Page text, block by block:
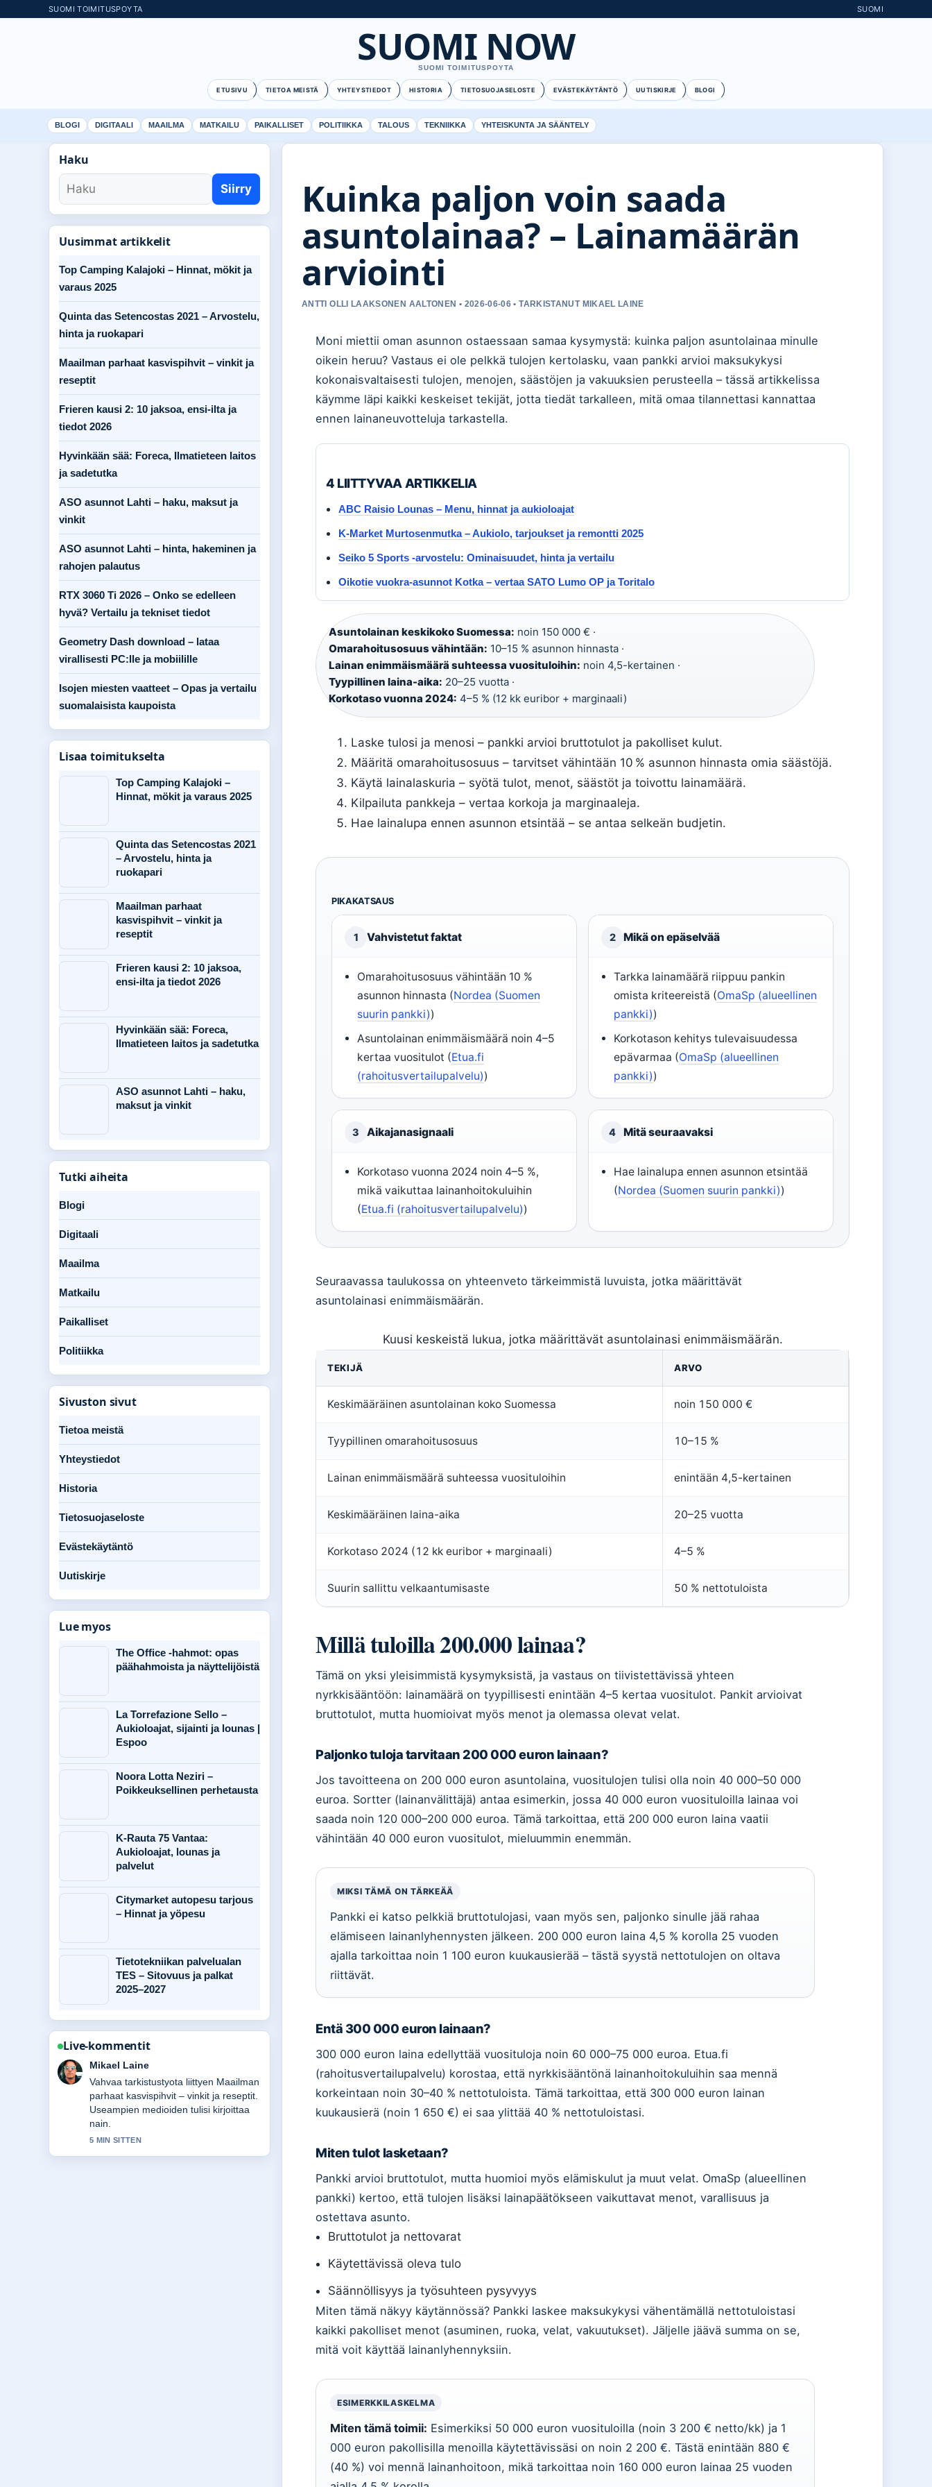
SUOMI TOIMITUSPOYTA SUOMI
SUOMI NOW
SUOMI TOIMITUSPOYTA
ETUSIVU TIETOA MEISTÄ YHTEYSTIEDOT HISTORIA TIETOSUOJASELOSTE EVÄSTEKÄYTÄNTÖ UUTISKIRJE BLOGI
BLOGI DIGITAALI MAAILMA MATKAILU PAIKALLISET POLITIIKKA TALOUS TEKNIIKKA YHTEISKUNTA JA SÄÄNTELY
Kuinka paljon voin saada
asuntolainaa? – Lainamäärän
arviointi
ANTTI OLLI LAAKSONEN AALTONEN • 2026-06-06 • TARKISTANUT MIKAEL LAINE
Moni miettii oman asunnon ostaessaan samaa kysymystä: kuinka paljon asuntolainaa minulle
oikein heruu? Vastaus ei ole pelkkä tulojen kertolasku, vaan pankki arvioi maksukykysi
kokonaisvaltaisesti tulojen, menojen, säästöjen ja vakuuksien perusteella – tässä artikkelissa
käymme läpi kaikki keskeiset tekijät, jotta tiedät tarkalleen, mitä omaa tilannettasi kannattaa
ennen lainaneuvotteluja tarkastella.
4 LIITTYVAA ARTIKKELIA
ABC Raisio Lounas – Menu, hinnat ja aukioloajat
K-Market Murtosenmutka – Aukiolo, tarjoukset ja remontti 2025
Seiko 5 Sports -arvostelu: Ominaisuudet, hinta ja vertailu
Oikotie vuokra-asunnot Kotka – vertaa SATO Lumo OP ja Toritalo
Asuntolainan keskikoko Suomessa: noin 150 000 € ·
Omarahoitusosuus vähintään: 10–15 % asunnon hinnasta ·
Lainan enimmäismäärä suhteessa vuosituloihin: noin 4,5-kertainen ·
Tyypillinen laina-aika: 20–25 vuotta ·
Korkotaso vuonna 2024: 4–5 % (12 kk euribor + marginaali)
Laske tulosi ja menosi – pankki arvioi bruttotulot ja pakolliset kulut.
Määritä omarahoitusosuus – tarvitset vähintään 10 % asunnon hinnasta omia säästöjä.
Käytä lainalaskuria – syötä tulot, menot, säästöt ja toivottu lainamäärä.
Kilpailuta pankkeja – vertaa korkoja ja marginaaleja.
Hae lainalupa ennen asunnon etsintää – se antaa selkeän budjetin.
PIKAKATSAUS
1 Vahvistetut faktat
Omarahoitusosuus vähintään 10 %
asunnon hinnasta (Nordea (Suomen
suurin pankki))
Asuntolainan enimmäismäärä noin 4–5
kertaa vuositulot (Etua.fi
(rahoitusvertailupalvelu))
2 Mikä on epäselvää
Tarkka lainamäärä riippuu pankin
omista kriteereistä (OmaSp (alueellinen
pankki))
Korkotason kehitys tulevaisuudessa
epävarmaa (OmaSp (alueellinen
pankki))
3 Aikajanasignaali
Korkotaso vuonna 2024 noin 4–5 %,
mikä vaikuttaa lainanhoitokuluihin
(Etua.fi (rahoitusvertailupalvelu))
4 Mitä seuraavaksi
Hae lainalupa ennen asunnon etsintää
(Nordea (Suomen suurin pankki))
Seuraavassa taulukossa on yhteenveto tärkeimmistä luvuista, jotka määrittävät
asuntolainasi enimmäismäärän.
Kuusi keskeistä lukua, jotka määrittävät asuntolainasi enimmäismäärän.
TEKIJÄ ARVO
Keskimääräinen asuntolainan koko Suomessa noin 150 000 €
Tyypillinen omarahoitusosuus 10–15 %
Lainan enimmäismäärä suhteessa vuosituloihin enintään 4,5-kertainen
Keskimääräinen laina-aika 20–25 vuotta
Korkotaso 2024 (12 kk euribor + marginaali) 4–5 %
Suurin sallittu velkaantumisaste 50 % nettotuloista
Millä tuloilla 200.000 lainaa?
Tämä on yksi yleisimmistä kysymyksistä, ja vastaus on tiivistettävissä yhteen
nyrkkisääntöön: lainamäärä on tyypillisesti enintään 4–5 kertaa vuositulot. Pankit arvioivat
bruttotulot, mutta huomioivat myös menot ja olemassa olevat velat.
Paljonko tuloja tarvitaan 200 000 euron lainaan?
Jos tavoitteena on 200 000 euron asuntolaina, vuositulojen tulisi olla noin 40 000–50 000
euroa. Sortter (lainanvälittäjä) antaa esimerkin, jossa 40 000 euron vuosituloilla lainaa voi
saada noin 120 000–200 000 euroa. Tämä tarkoittaa, että 200 000 euron laina vaatii
vähintään 40 000 euron vuositulot, mieluummin enemmän.
MIKSI TÄMÄ ON TÄRKEÄÄ
Pankki ei katso pelkkiä bruttotulojasi, vaan myös sen, paljonko sinulle jää rahaa
elämiseen lainanlyhennysten jälkeen. 200 000 euron laina 4,5 % korolla 25 vuoden
ajalla tarkoittaa noin 1 100 euron kuukausierää – tästä syystä nettotulojen on oltava
riittävät.
Entä 300 000 euron lainaan?
300 000 euron laina edellyttää vuosituloja noin 60 000–75 000 euroa. Etua.fi
(rahoitusvertailupalvelu) korostaa, että nyrkkisääntönä lainanhoitokuluihin saa mennä
korkeintaan noin 30–40 % nettotuloista. Tämä tarkoittaa, että 300 000 euron lainan
kuukausierä (noin 1 650 €) ei saa ylittää 40 % nettotuloistasi.
Miten tulot lasketaan?
Pankki arvioi bruttotulot, mutta huomioi myös elämiskulut ja muut velat. OmaSp (alueellinen
pankki) kertoo, että tulojen lisäksi lainapäätökseen vaikuttavat menot, varallisuus ja
ostettava asunto.
Bruttotulot ja nettovarat
Käytettävissä oleva tulo
Säännöllisyys ja työsuhteen pysyvyys
Miten tämä näkyy käytännössä? Pankki laskee maksukykysi vähentämällä nettotuloistasi
kaikki pakolliset menot (asuminen, ruoka, velat, vakuutukset). Jäljelle jäävä summa on se,
mitä voit käyttää lainanlyhennyksiin.
ESIMERKKILASKELMA
Miten tämä toimii: Esimerkiksi 50 000 euron vuosituloilla (noin 3 200 € netto/kk) ja 1
000 euron pakollisilla menoilla käytettävissäsi on noin 2 200 €. Tästä enintään 880 €
(40 %) voi mennä lainanhoitoon, mikä tarkoittaa noin 160 000 euron lainaa 25 vuoden
Haku
Siirry
Uusimmat artikkelit
Top Camping Kalajoki – Hinnat, mökit ja
varaus 2025
Quinta das Setencostas 2021 – Arvostelu,
hinta ja ruokapari
Maailman parhaat kasvispihvit – vinkit ja
reseptit
Frieren kausi 2: 10 jaksoa, ensi-ilta ja
tiedot 2026
Hyvinkään sää: Foreca, Ilmatieteen laitos
ja sadetutka
ASO asunnot Lahti – haku, maksut ja
vinkit
ASO asunnot Lahti – hinta, hakeminen ja
rahojen palautus
RTX 3060 Ti 2026 – Onko se edelleen
hyvä? Vertailu ja tekniset tiedot
Geometry Dash download – lataa
virallisesti PC:lle ja mobiilille
Isojen miesten vaatteet – Opas ja vertailu
suomalaisista kaupoista
Lisaa toimitukselta
Top Camping Kalajoki –
Hinnat, mökit ja varaus 2025
Quinta das Setencostas 2021
– Arvostelu, hinta ja
ruokapari
Maailman parhaat
kasvispihvit – vinkit ja
reseptit
Frieren kausi 2: 10 jaksoa,
ensi-ilta ja tiedot 2026
Hyvinkään sää: Foreca,
Ilmatieteen laitos ja sadetutka
ASO asunnot Lahti – haku,
maksut ja vinkit
Tutki aiheita
Blogi
Digitaali
Maailma
Matkailu
Paikalliset
Politiikka
Sivuston sivut
Tietoa meistä
Yhteystiedot
Historia
Tietosuojaseloste
Evästekäytäntö
Uutiskirje
Lue myos
The Office -hahmot: opas
päähahmoista ja näyttelijöistä
La Torrefazione Sello –
Aukioloajat, sijainti ja lounas |
Espoo
Noora Lotta Neziri –
Poikkeuksellinen perhetausta
K-Rauta 75 Vantaa:
Aukioloajat, lounas ja
palvelut
Citymarket autopesu tarjous
– Hinnat ja yöpesu
Tietotekniikan palvelualan
TES – Sitovuus ja palkat
2025–2027
Live-kommentit
Ella Makinen
Hyva yhteenveto aiheesta Top
Camping Kalajoki – Hinnat, mökit ja....
Tama on tahan mennessa selkein
kooste tanaan.
7 MIN SITTEN